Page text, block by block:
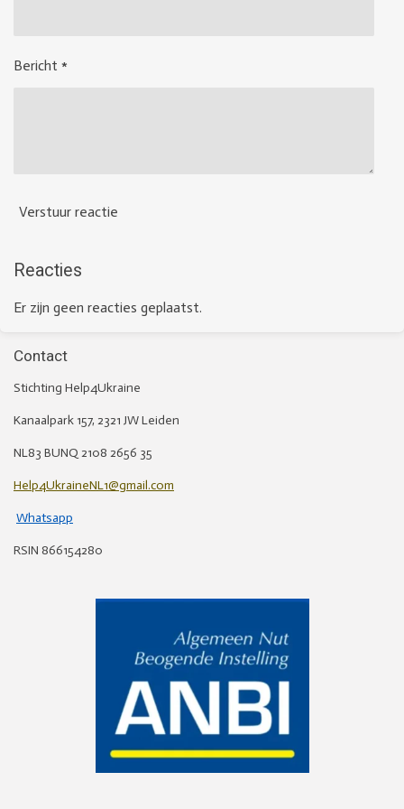
Bericht *
Verstuur reactie
Reacties
Er zijn geen reacties geplaatst.
Contact
Stichting Help4Ukraine
Kanaalpark 157, 2321 JW Leiden
NL83 BUNQ 2108 2656 35
Help4UkraineNL1@gmail.com
Whatsapp
RSIN 866154280